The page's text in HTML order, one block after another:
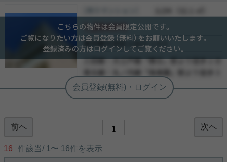
会員限定
会員限定
-
前へ 1 次へ
16 件該当/ 1 〜 16件を表示